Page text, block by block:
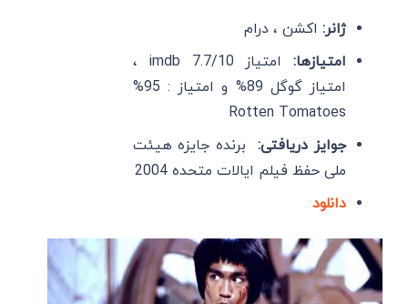
ژانر: اکشن ، درام
امتیازها:
امتیاز imdb 7.7/10 ،
امتیاز گوگل 89% و امتیاز : 95%
Rotten Tomatoes
جوایز دریافتی: برنده جایزه هیئت
ملی حفظ فیلم ایالات متحده 2004
دانلود